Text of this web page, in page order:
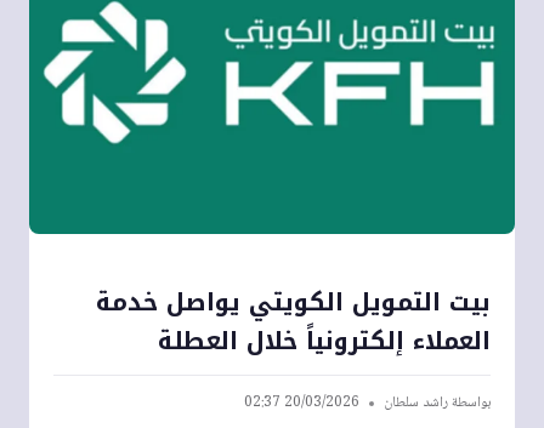
بيت التمويل الكويتي يواصل خدمة
العملاء إلكترونياً خلال العطلة
بواسطةراشد سلطان 20/03/2026 02:37